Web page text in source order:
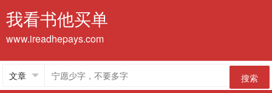
我看书他买单
www.ireadhepays.com
搜索